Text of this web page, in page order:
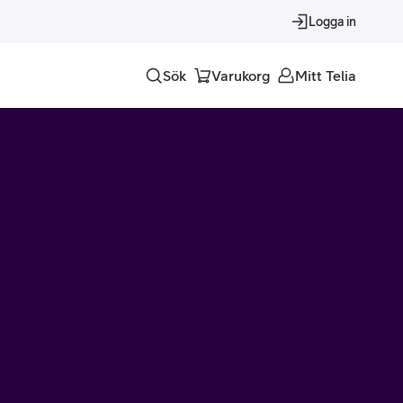
Logga in
Sök Varukorg Mitt Telia